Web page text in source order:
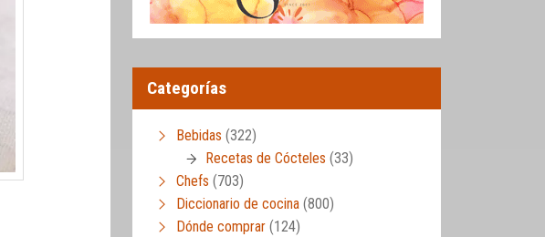
Categorías
Bebidas (322)
Recetas de Cócteles (33)
Chefs (703)
Diccionario de cocina (800)
Dónde comprar (124)